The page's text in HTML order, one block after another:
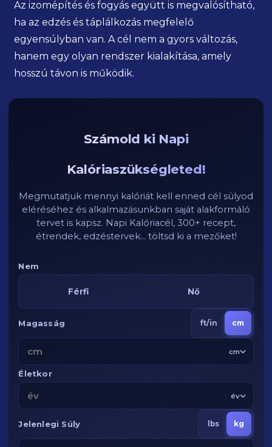
Az izomépítés és fogyás együtt is megvalósítható,
ha az edzés és táplálkozás megfelelő
egyensúlyban van. A cél nem a gyors változás,
hanem egy olyan rendszer kialakítása, amely
hosszú távon is működik.
Számold ki Napi
Kalóriaszükségleted!
Megmutatjuk mennyi kalóriát kell enned cél súlyod
eléréséhez és alkalmazásunkban saját alakformáló
tervet is kapsz. Napi Kalóriacél, 300+ recept,
étrendek, edzéstervek... töltsd ki a mezőket!
Nem
Férfi Nő
Magasság ft/in cm
cm
Életkor
év
Jelenlegi Súly lbs kg